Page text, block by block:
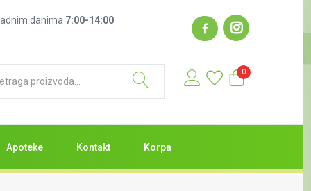
danima 7:00-14:00
0
Apoteke Kontakt Korpa